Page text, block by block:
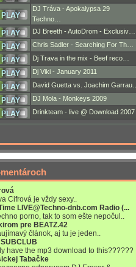
DJ Tráva - Apokalypsa 29
Techno…
DJ Breeth - AutoDrom - Exclusiv…
Chris Sadler - Searching For Th…
Dj Trava in the mix - Beef reco…
Dj Viki - January 2011
David Guetta vs. Joachim Garrau…
DJ Mola - Monkeys 2009
Drinkteam - live @ Download 2007
Cifrová je vždy sexy..
LIVE@Techno-dnb.com Radio (...
porno, tak to som ešte nepočul..
pre BEATZ.42
článok, aj tu je jeden..
have the mp3 download to this??????
Tabačke